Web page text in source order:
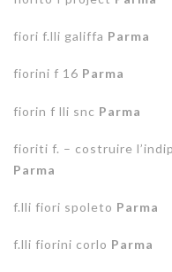
fiori f.lli galiffa Parma
fiorini f 16 Parma
fiorin f lli snc Parma
fioriti f. – costruire
Parma
f.lli fiori spoleto Parma
f.lli fiorini corlo Parma